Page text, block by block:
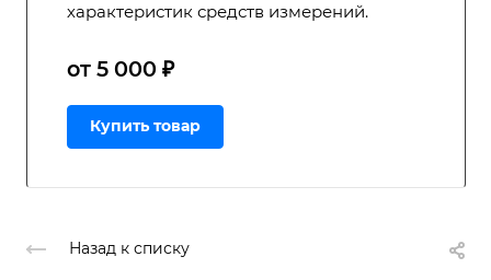
характеристик средств измерений.
от 5 000 ₽
Купить товар
Назад к списку